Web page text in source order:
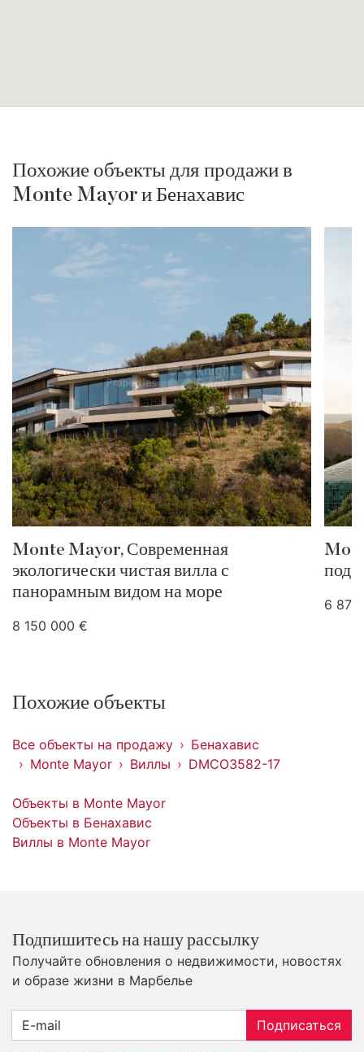
Похожие объекты для продажи в
Monte Mayor и Бенахавис
Monte Mayor, Современная
экологически чистая вилла с
панорамным видом на море
8 150 000 €
под
6
Похожие объекты
Все объекты на продажу
Бенахавис
Monte Mayor
Виллы DMCO3582-17
Объекты в Monte Mayor
Объекты в Бенахавис
Виллы в Monte Mayor
Подпишитесь на нашу рассылку
Получайте обновления о недвижимости, новостях
и образе жизни в Марбелье
Подписаться